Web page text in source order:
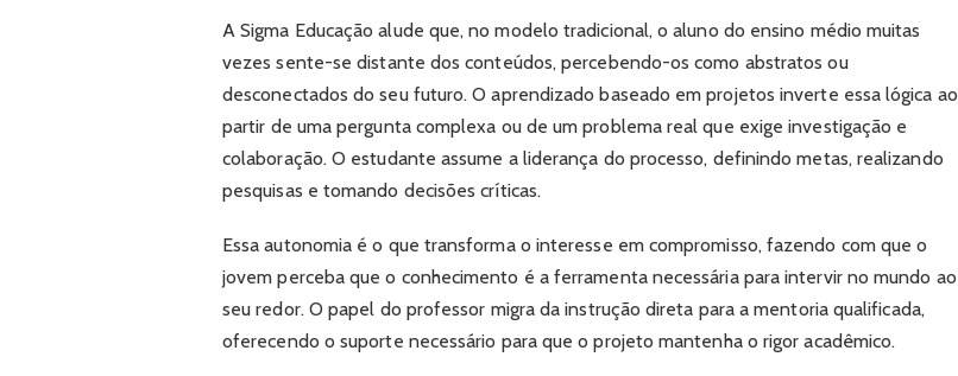
A Sigma Educação alude que, no modelo tradicional, o aluno do ensino médio muitas
vezes sente-se distante dos conteúdos, percebendo-os como abstratos ou
desconectados do seu futuro. O aprendizado baseado em projetos inverte essa lógica ao
partir de uma pergunta complexa ou de um problema real que exige investigação e
colaboração. O estudante assume a liderança do processo, definindo metas, realizando
pesquisas e tomando decisões críticas.
Essa autonomia é o que transforma o interesse em compromisso, fazendo com que o
jovem perceba que o conhecimento é a ferramenta necessária para intervir no mundo ao
seu redor. O papel do professor migra da instrução direta para a mentoria qualificada,
oferecendo o suporte necessário para que o projeto mantenha o rigor acadêmico.